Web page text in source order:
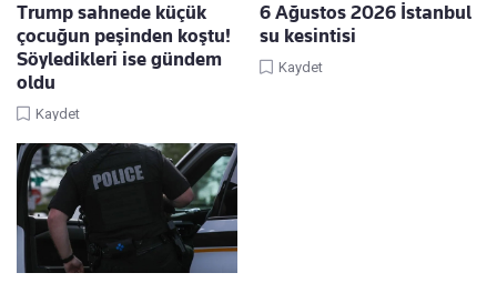
Trump sahnede küçük
çocuğun peşinden koştu!
Söyledikleri ise gündem
oldu
Kaydet
6 Ağustos 2026 İstanbul
su kesintisi
Kaydet